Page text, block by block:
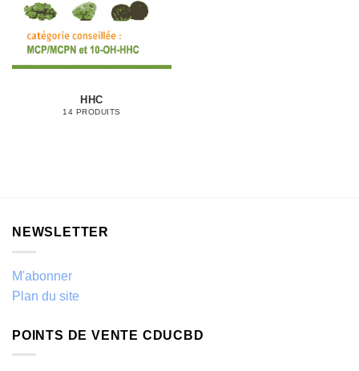
HHC
14 PRODUITS
NEWSLETTER
M'abonner
Plan du site
POINTS DE VENTE CDUCBD